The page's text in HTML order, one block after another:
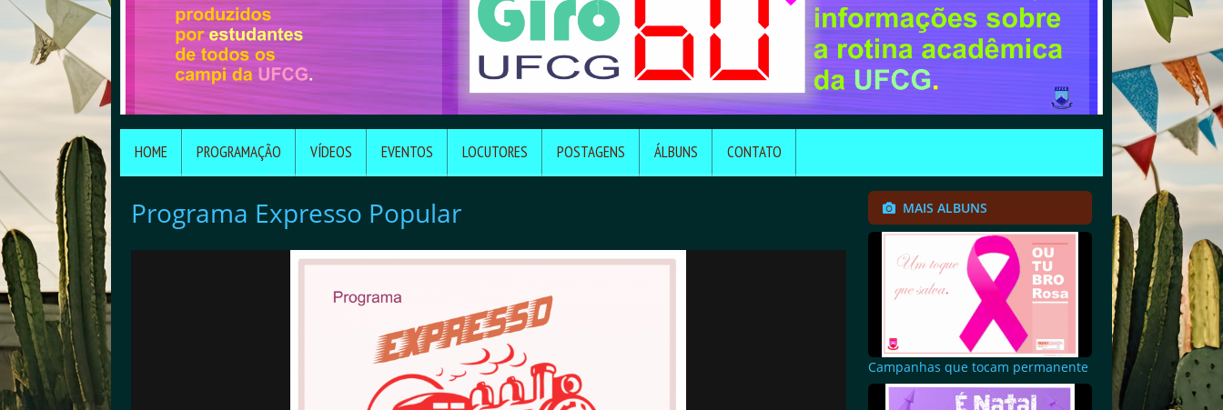
HOME PROGRAMAÇÃO VÍDEOS EVENTOS LOCUTORES POSTAGENS ÁLBUNS CONTATO
Programa Expresso Popular MAIS ALBUNS
Campanhas que tocam permanente